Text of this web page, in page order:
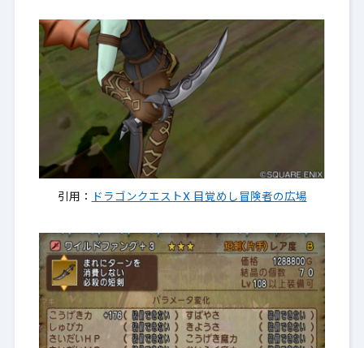
引用： ドラゴンクエストX 目覚めし冒険者の広場